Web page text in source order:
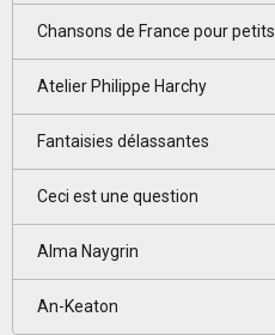
Chansons de France pour petits
Atelier Philippe Harchy
Fantaisies délassantes
Ceci est une question
Alma Naygrin
An-Keaton